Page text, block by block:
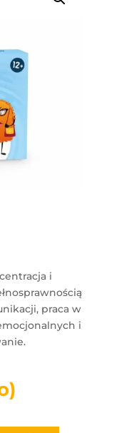
i
praca w
i